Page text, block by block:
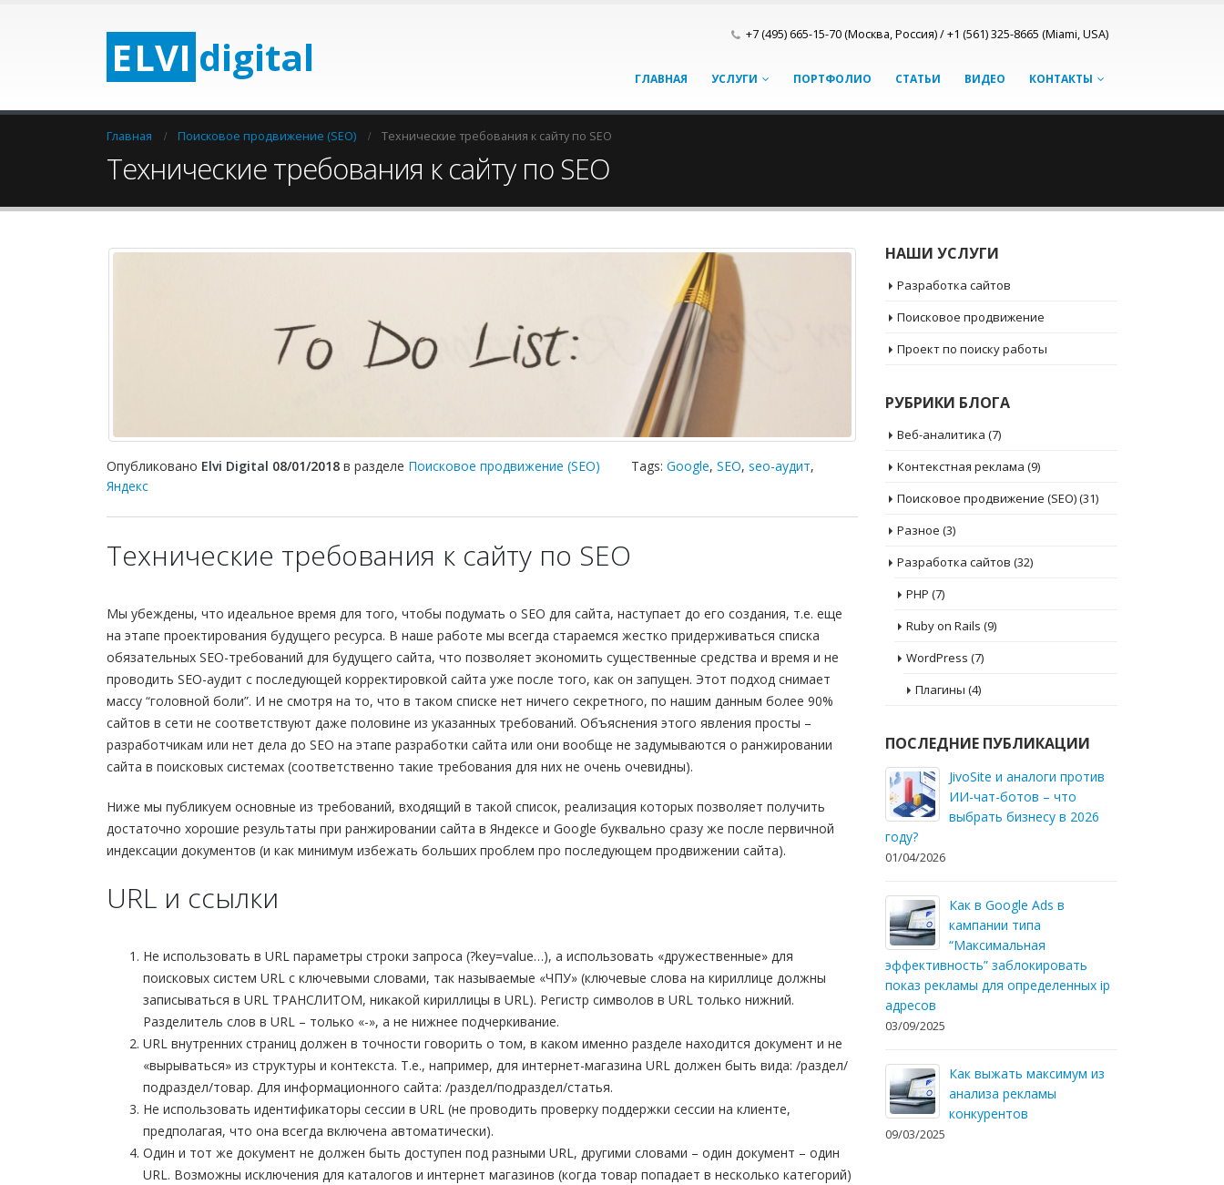
ELVI digital +7 (495) 665-15-70 (Москва, Россия) / +1 (561) 325-8665 (Miami, USA)
ГЛАВНАЯ УСЛУГИ ПОРТФОЛИО СТАТЬИ ВИДЕО КОНТАКТЫ
Главная Поисковое продвижение (SEO) Технические требования к сайту по SEO
Технические требования к сайту по SEO
Опубликовано Elvi Digital 08/01/2018 в разделе Поисковое продвижение (SEO) Tags: Google, SEO, seo-аудит,
Яндекс
Технические требования к сайту по SEO
Мы убеждены, что идеальное время для того, чтобы подумать о SEO для сайта, наступает до его создания, т.е. еще
на этапе проектирования будущего ресурса. В наше работе мы всегда стараемся жестко придерживаться списка
обязательных SEO-требований для будущего сайта, что позволяет экономить существенные средства и время и не
проводить SEO-аудит с последующей корректировкой сайта уже после того, как он запущен. Этот подход снимает
массу “головной боли”. И не смотря на то, что в таком списке нет ничего секретного, по нашим данным более 90%
сайтов в сети не соответствуют даже половине из указанных требований. Объяснения этого явления просты –
разработчикам или нет дела до SEO на этапе разработки сайта или они вообще не задумываются о ранжировании
сайта в поисковых системах (соответственно такие требования для них не очень очевидны).
Ниже мы публикуем основные из требований, входящий в такой список, реализация которых позволяет получить
достаточно хорошие результаты при ранжировании сайта в Яндексе и Google буквально сразу же после первичной
индексации документов (и как минимум избежать больших проблем про последующем продвижении сайта).
URL и ссылки
Не использовать в URL параметры строки запроса (?key=value…), а использовать «дружественные» для
поисковых систем URL с ключевыми словами, так называемые «ЧПУ» (ключевые слова на кириллице должны
записываться в URL ТРАНСЛИТОМ, никакой кириллицы в URL). Регистр символов в URL только нижний.
Разделитель слов в URL – только «-», а не нижнее подчеркивание.
URL внутренних страниц должен в точности говорить о том, в каком именно разделе находится документ и не
«вырываться» из структуры и контекста. Т.е., например, для интернет-магазина URL должен быть вида: /раздел/
подраздел/товар. Для информационного сайта: /раздел/подраздел/статья.
Не использовать идентификаторы сессии в URL (не проводить проверку поддержки сессии на клиенте,
предполагая, что она всегда включена автоматически).
Один и тот же документ не должен быть доступен под разными URL, другими словами – один документ – один
URL. Возможны исключения для каталогов и интернет магазинов (когда товар попадает в несколько категорий)
НАШИ УСЛУГИ
Разработка сайтов
Поисковое продвижение
Проект по поиску работы
РУБРИКИ БЛОГА
Веб-аналитика (7)
Контекстная реклама (9)
Поисковое продвижение (SEO)(31)
Разное (3)
Разработка сайтов (32)
PHP (7)
Ruby on Rails (9)
WordPress (7)
Плагины (4)
ПОСЛЕДНИЕ ПУБЛИКАЦИИ
JivoSite и аналоги против
ИИ-чат-ботов – что
выбрать бизнесу в 2026
году?
01/04/2026
Как в Google Ads в
кампании типа
“Максимальная
эффективность” заблокировать
показ рекламы для определенных ip
адресов
03/09/2025
Как выжать максимум из
анализа рекламы
конкурентов
09/03/2025